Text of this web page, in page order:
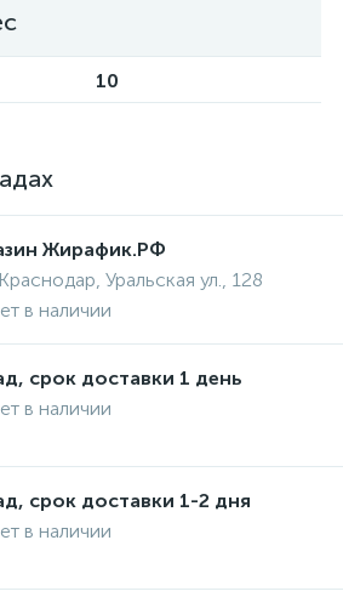
10
Жирафик.РФ
Краснодар, Уральская ул., 128
в наличии
срок доставки 1 день
в наличии
срок доставки 1-2 дня
в наличии